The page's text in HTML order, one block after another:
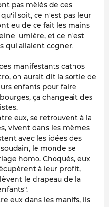
pas mêlés de ces
soit, ce n'est pas leur
eu de ce fait les mains
lumière, et ce n'est
qui allaient cogner.
manifestants cathos
on aurait dit la sortie de
enfants pour faire
ça changeait des
eux, se retrouvent à la
vivent dans les mêmes
avec les idées des
le monde se
homo. Choqués, eux
à leur profit,
le drapeau de la
eux dans les manifs, ils